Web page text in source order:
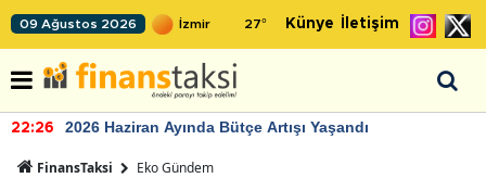
09 Ağustos 2026 27° Künye İletişim
22:26 2026 Haziran Ayında Bütçe Artışı Yaşandı
FinansTaksi Eko Gündem